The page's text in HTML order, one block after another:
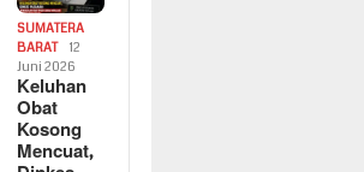
SUMATERA
BARAT
12
Juni 2026
Keluhan
Obat
Kosong
Mencuat,